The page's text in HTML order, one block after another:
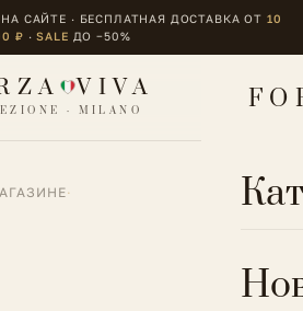
САЙТЕ · БЕСПЛАТНАЯ ДОСТАВКА ОТ 10
₽ ·SALE ДО −50%
VIVA
· MILANO
·